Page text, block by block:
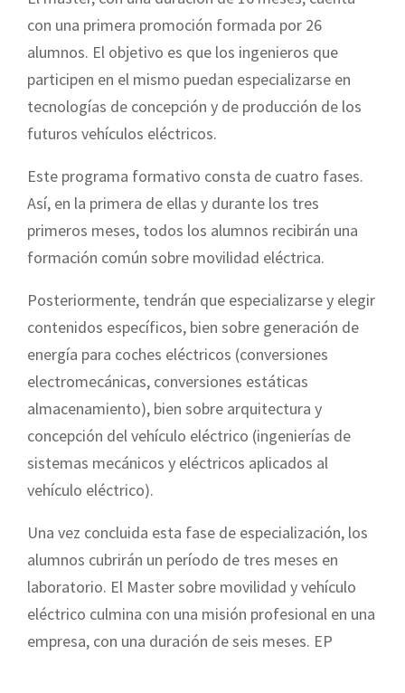
con una primera promoción formada por 26
alumnos. El objetivo es que los ingenieros que
participen en el mismo puedan especializarse en
tecnologías de concepción y de producción de los
futuros vehículos eléctricos.
Este programa formativo consta de cuatro fases.
Así, en la primera de ellas y durante los tres
primeros meses, todos los alumnos recibirán una
formación común sobre movilidad eléctrica.
Posteriormente, tendrán que especializarse y elegir
contenidos específicos, bien sobre generación de
energía para coches eléctricos (conversiones
electromecánicas, conversiones estáticas
almacenamiento), bien sobre arquitectura y
concepción del vehículo eléctrico (ingenierías de
sistemas mecánicos y eléctricos aplicados al
vehículo eléctrico).
Una vez concluida esta fase de especialización, los
alumnos cubrirán un período de tres meses en
laboratorio. El Master sobre movilidad y vehículo
eléctrico culmina con una misión profesional en una
empresa, con una duración de seis meses. EP